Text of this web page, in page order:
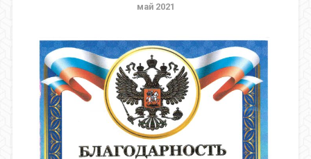
май 2021